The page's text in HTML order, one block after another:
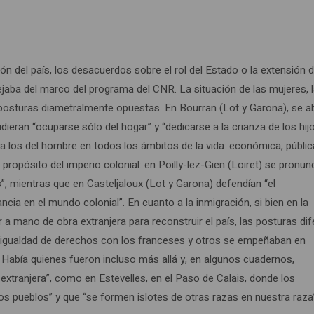
del país, los desacuerdos sobre el rol del Estado o la extensión
del marco del programa del CNR. La situación de las mujeres,
diametralmente opuestas. En Bourran (Lot y Garona), se
“ocuparse sólo del hogar” y “dedicarse a la crianza de los
los del hombre en todos los ámbitos de la vida: económica,
del imperio colonial: en Poilly-lez-Gien (Loiret) se
mientras que en Casteljaloux (Lot y Garona) defendían “el
en el mundo colonial”. En cuanto a la inmigración, si bien en la
mano de obra extranjera para reconstruir el país, las posturas
de derechos con los franceses y otros se empeñaban en
quienes fueron incluso más allá y, en algunos cuadernos,
como en Estevelles, en el Paso de Calais, donde los
pueblos” y que “se formen islotes de otras razas en nuestra